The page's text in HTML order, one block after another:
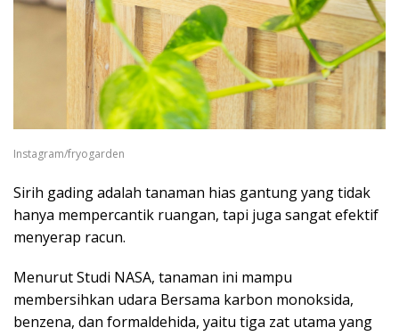
Instagram/fryogarden
Sirih gading adalah tanaman hias gantung yang tidak
hanya mempercantik ruangan, tapi juga sangat efektif
menyerap racun.
Menurut Studi NASA, tanaman ini mampu
membersihkan udara Bersama karbon monoksida,
benzena, dan formaldehida, yaitu tiga zat utama yang